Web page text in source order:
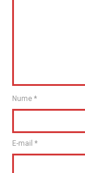
Nume *
E-mail *